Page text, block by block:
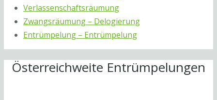
Verlassenschaftsräumung
Zwangsräumung – Delogierung
Entrümpelung – Entrümpelung
Österreichweite Entrümpelungen